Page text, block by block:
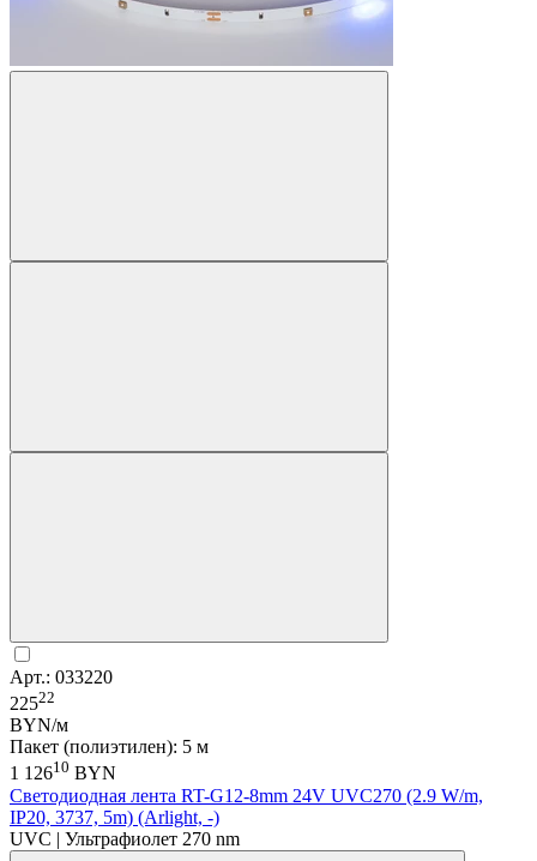
Арт.: 033220
22522
BYN/м
Пакет (полиэтилен): 5 м
1 12610 BYN
Светодиодная лента RT-G12-8mm 24V UVC270 (2.9 W/m,
IP20, 3737, 5m) (Arlight, -)
UVC | Ультрафиолет 270 nm